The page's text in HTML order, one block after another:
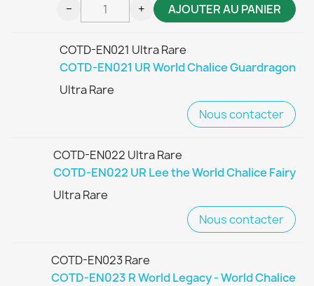
− + AJOUTER AU PANIER
COTD-EN021 Ultra Rare
COTD-EN021 UR World Chalice Guardragon
Ultra Rare
Nous contacter
COTD-EN022 Ultra Rare
COTD-EN022 UR Lee the World Chalice Fairy
Ultra Rare
Nous contacter
COTD-EN023 Rare
COTD-EN023 R World Legacy - World Chalice